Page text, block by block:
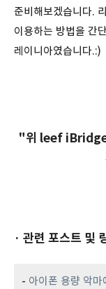
준비해보겠습니다.
이용하는 방법을 간
레이니아였습니다.:)
"위 leef iBridge
· 관련 포스트 및
- 아이폰 용량 악